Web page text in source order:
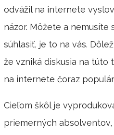
odvážil na internete
názor. Môžete a nemusíte
súhlasiť, je to na vás.
že vzniká diskusia na túto
na internete čoraz
Cieľom škôl je
priemerných